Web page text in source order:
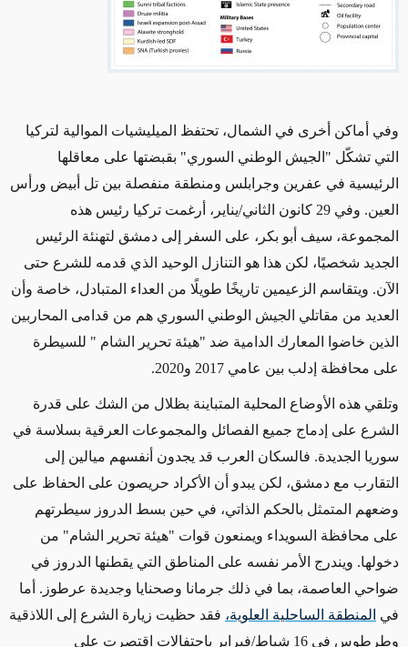
وفي أماكن أخرى في الشمال، تحتفظ الميليشيات الموالية لتركيا
التي تشكّل "الجيش الوطني السوري" بقبضتها على معاقلها
الرئيسية في عفرين وجرابلس ومنطقة منفصلة بين تل أبيض ورأس
العين. وفي 29 كانون الثاني/يناير، أرغمت تركيا رئيس هذه
المجموعة، سيف أبو بكر، على السفر إلى دمشق لتهنئة الرئيس
الجديد شخصيًا، لكن هذا هو التنازل الوحيد الذي قدمه للشرع حتى
الآن. ويتقاسم الزعيمين تاريخًا طويلًا من العداء المتبادل، خاصة وأن
العديد من مقاتلي الجيش الوطني السوري هم من قدامى المحاربين
الذين خاضوا المعارك الدامية ضد "هيئة تحرير الشام " للسيطرة
على محافظة إدلب بين عامي 2017 و2020
.
وتلقي هذه الأوضاع المحلية المتباينة بظلال من الشك على قدرة
الشرع على إدماج جميع الفصائل والمجموعات العرقية بسلاسة في
سوريا الجديدة. فالسكان العرب قد يجدون أنفسهم ميالين إلى
التقارب مع دمشق، لكن يبدو أن الأكراد حريصون على الحفاظ على
وضعهم المتمثل بالحكم الذاتي، في حين بسط الدروز سيطرتهم
على محافظة السويداء ويمنعون قوات "هيئة تحرير الشام" من
دخولها. ويندرج الأمر نفسه على المناطق التي يقطنها الدروز في
ضواحي العاصمة، بما في ذلك جرمانا وصحنايا وجديدة عرطوز. أما
في المنطقة الساحلية العلوية، فقد حظيت زيارة الشرع إلى اللاذقية
وطرطوس في 16 شباط/فبراير باحتفالات اقتصرت على